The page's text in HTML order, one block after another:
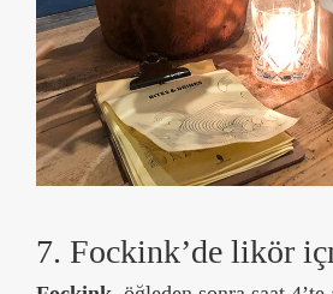
7. Fockink’de likör